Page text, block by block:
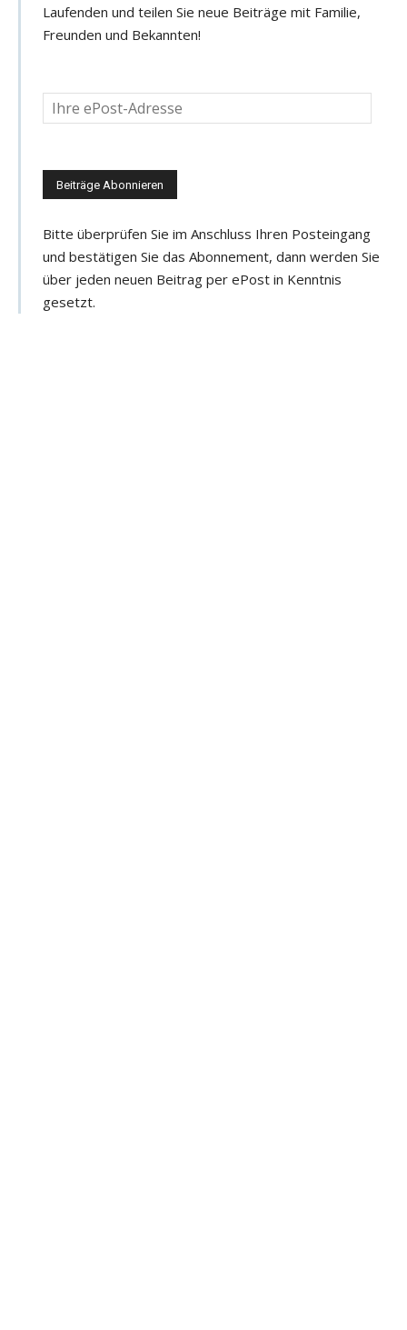
Laufenden und teilen Sie neue Beiträge mit Familie,
Freunden und Bekannten!
e
n
e
-
M
a
i
Bitte überprüfen Sie im Anschluss Ihren Posteingang
und bestätigen Sie das Abonnement, dann werden Sie
über jeden neuen Beitrag per ePost in Kenntnis
gesetzt.